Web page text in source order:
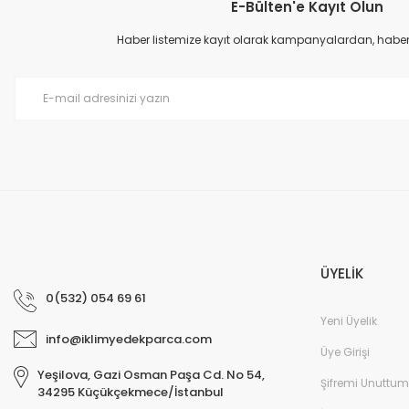
Ürün resmi kalitesiz, bozuk veya görüntülenemiyor.
Ürün açıklamasında eksik bilgiler bulunuyor.
E-Bülten'e Kayıt Olun
Haber listemize kayıt olarak kampanyalardan,
0(532) 054 69 61
info@iklimyedekparca.com
Yeşilova, Gazi Osman Paşa Cd. No 54,
34295 Küçükçekmece/İstanbul
ÜYELİK
Yeni Üyelik
Üye Girişi
Şifremi Unuttum